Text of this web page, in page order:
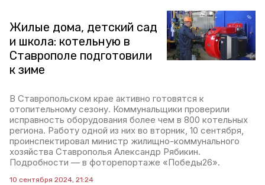
Жилые дома, детский сад
и школа: котельную в
Ставрополе подготовили
к зиме
В Ставропольском крае активно готовятся к
отопительному сезону. Коммунальщики проверили
исправность оборудования более чем в 800 котельных
региона. Работу одной из них во вторник, 10 сентября,
проинспектировал министр жилищно-коммунального
хозяйства Ставрополья Александр Рябикин.
Подробности — в фоторепортаже «Победы26».
10 сентября 2024, 21:24